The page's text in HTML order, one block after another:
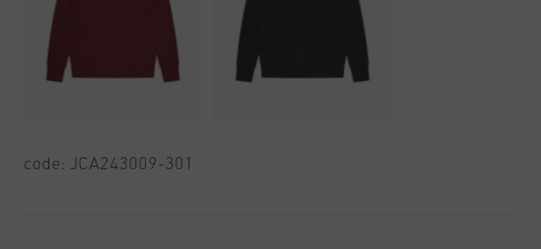
code: JCA243009-301